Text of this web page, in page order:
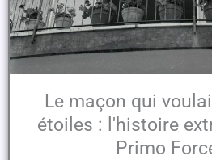
Le maçon qui
étoiles : l'histoire
Primo